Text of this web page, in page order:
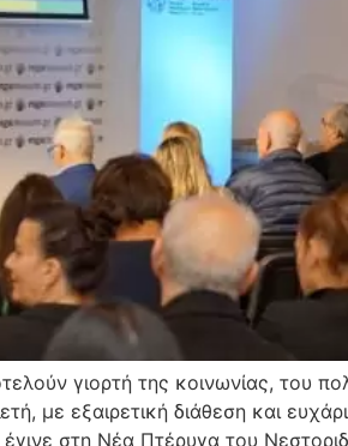
γιορτή της κοινωνίας, του
με εξαιρετική διάθεση και
στη Νέα Πτέρυγα του